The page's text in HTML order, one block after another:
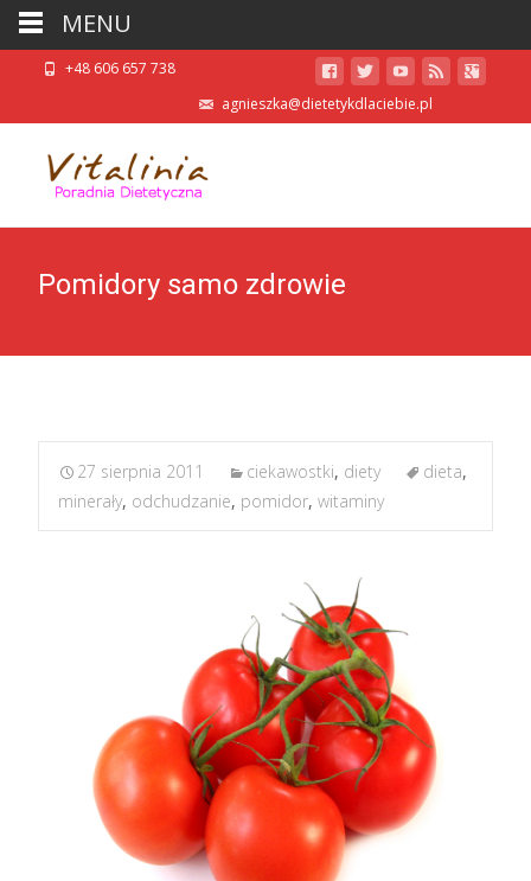
+48 606 657 738
agnieszka@dietetykdlaciebie.pl
Pomidory samo zdrowie
27 sierpnia 2011 ciekawostki, diety dieta,
minerały, odchudzanie, pomidor, witaminy
MENU